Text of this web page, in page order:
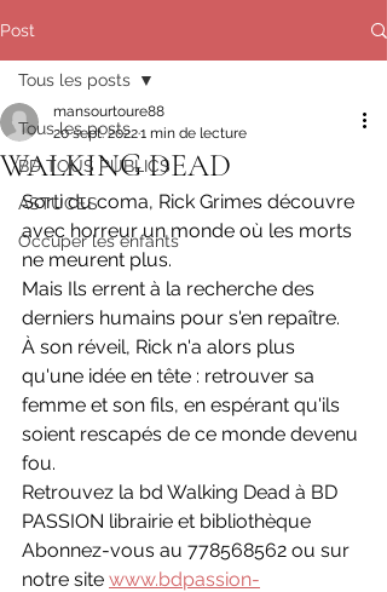
Post
Tous les posts
BD TOUS PUBLICS
ASTUCES
Occuper les enfants
Tous les posts
WALKING DEAD
mansourtoure88
20 sept. 20221 min de lecture
Sorti du coma, Rick Grimes découvre
avec horreur un monde où les morts
ne meurent plus.
Mais Ils errent à la recherche des
derniers humains pour s'en repaître.
À son réveil, Rick n'a alors plus
qu'une idée en tête : retrouver sa
femme et son fils, en espérant qu'ils
soient rescapés de ce monde devenu
fou.
Retrouvez la bd Walking Dead à BD
PASSION librairie et bibliothèque
Abonnez-vous au 778568562 ou sur
notre site www.bdpassion-